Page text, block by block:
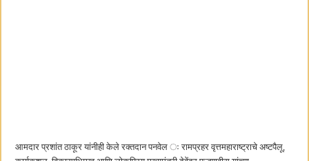
आमदार प्रशांत ठाकूर यांनीही केले रक्तदान पनवेल ः रामप्रहर वृत्तमहाराष्ट्राचे अष्टपैलू,